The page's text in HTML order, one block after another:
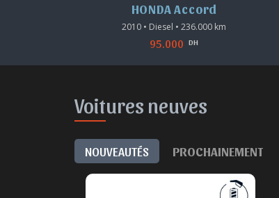
HONDA Accord
2010 • Diesel • 236.000 km
95.000 DH
Voitures neuves
NOUVEAUTÉS PROCHAINEMENT